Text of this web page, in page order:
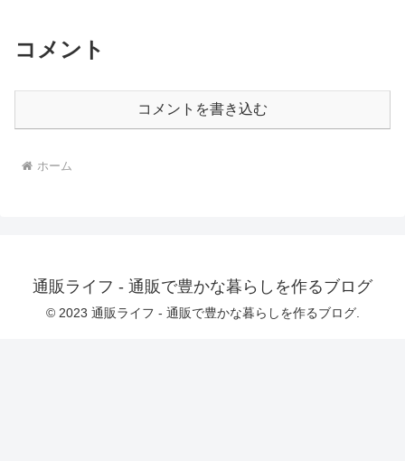
ください。※本商品は予告なく販売の中
止、価格の変更をすることがあります。
ュー投稿してくださると幸いです。次回
作の参考にさせていただきます。------------
-----------------------------------------------
コメント
コメントを書き込む
ホーム
通販ライフ - 通販で豊かな暮らしを作るブログ
© 2023 通販ライフ - 通販で豊かな暮らしを作るブログ.